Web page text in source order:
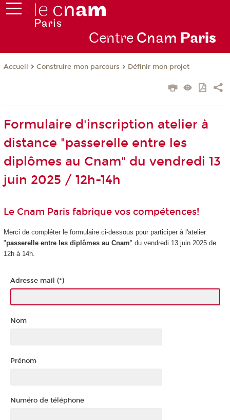
Centre Cnam Paris
Accueil Construire mon parcours Définir mon projet
Formulaire d'inscription atelier à
distance "passerelle entre les
diplômes au Cnam" du vendredi 13
juin 2025 / 12h-14h
Le Cnam Paris fabrique vos compétences!
Merci de compléter le formulaire ci-dessous pour participer à l'atelier
"passerelle entre les diplômes au Cnam" du vendredi 13 juin 2025 de
12h à 14h.
Adresse mail (*)
Nom
Prénom
Numéro de téléphone